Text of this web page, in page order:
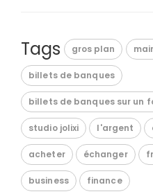
Tags gros plan
billets de banques
billets de banques sur un
studio jolixi l'argent
acheter échanger
business finance